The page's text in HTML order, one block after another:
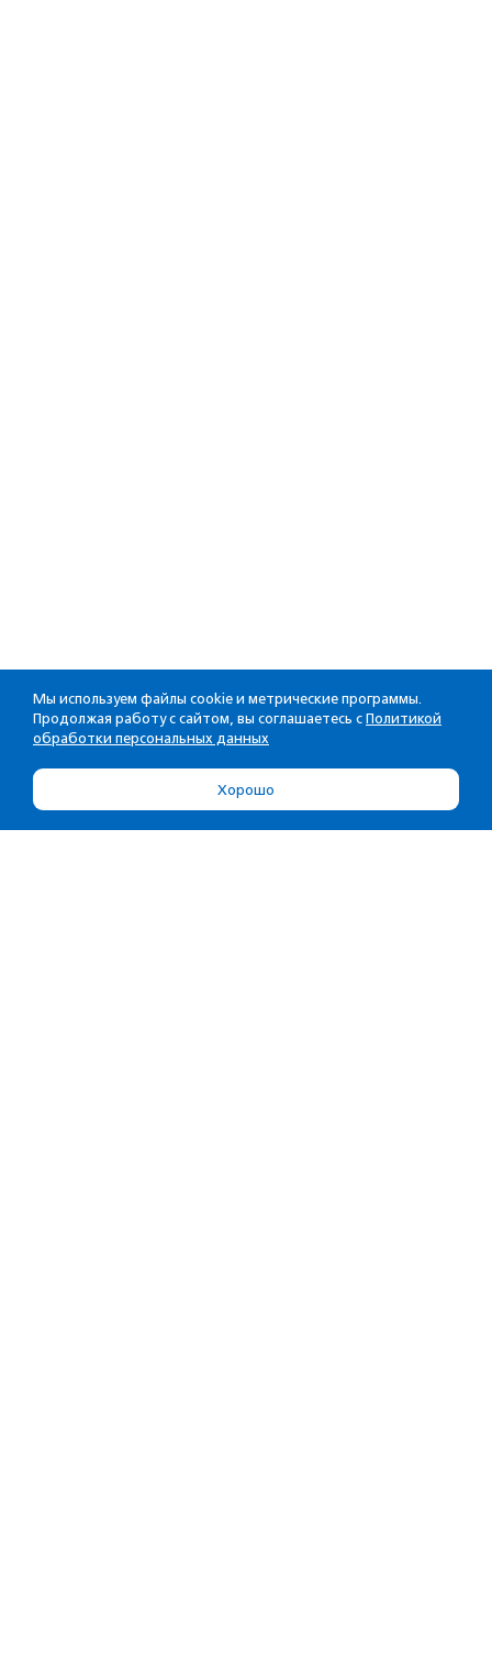
Мы используем файлы cookie и метрические программы.
Продолжая работу с сайтом, вы соглашаетесь с Политикой
обработки персональных данных
Хорошо